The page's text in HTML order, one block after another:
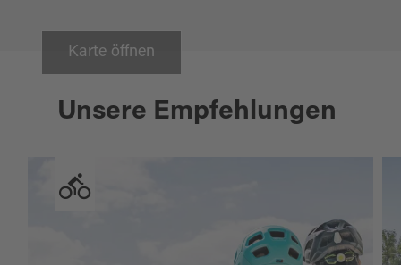
Karte öffnen
Unsere Empfehlungen